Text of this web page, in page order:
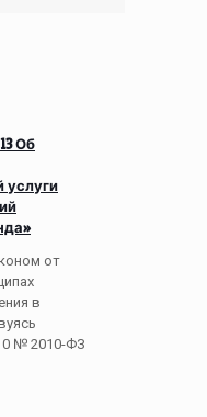
Об
услуги
от
в
№ 2010-ФЗ